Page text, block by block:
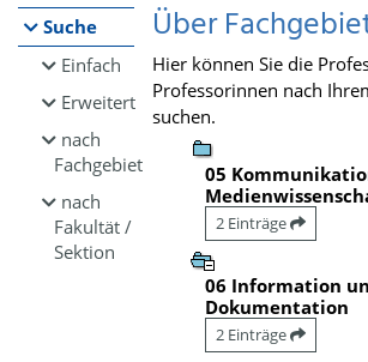
Suche
Einfach
Erweitert
nach
Fachgebiet
nach
Fakultät /
Sektion
Über
Hier können Sie die
Professorinnen nach
suchen.
05
2 Einträge
06 Information
Dokumentation
2 Einträge